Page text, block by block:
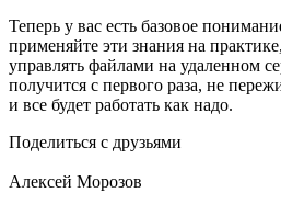
Теперь у вас есть базовое
применяйте эти знания на
управлять файлами на удаленном
получится с первого раза, не
и все будет работать как надо.
Поделиться с друзьями
Алексей Морозов